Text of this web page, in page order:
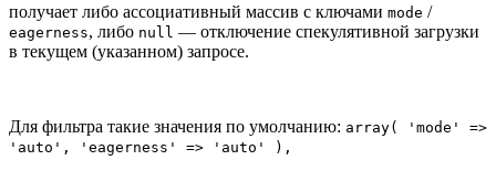
получает либо ассоциативный массив с ключами mode /
eagerness, либо null — отключение спекулятивной загрузки
в текущем (указанном) запросе.
Для фильтра такие значения по умолчанию: array( 'mode' =>
'auto', 'eagerness' => 'auto' ),